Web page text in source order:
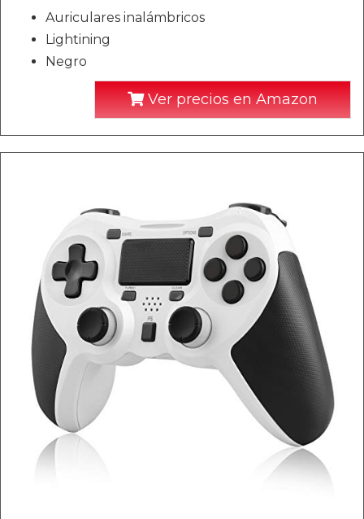
Auriculares inalámbricos
Lightining
Negro
Ver precios en Amazon